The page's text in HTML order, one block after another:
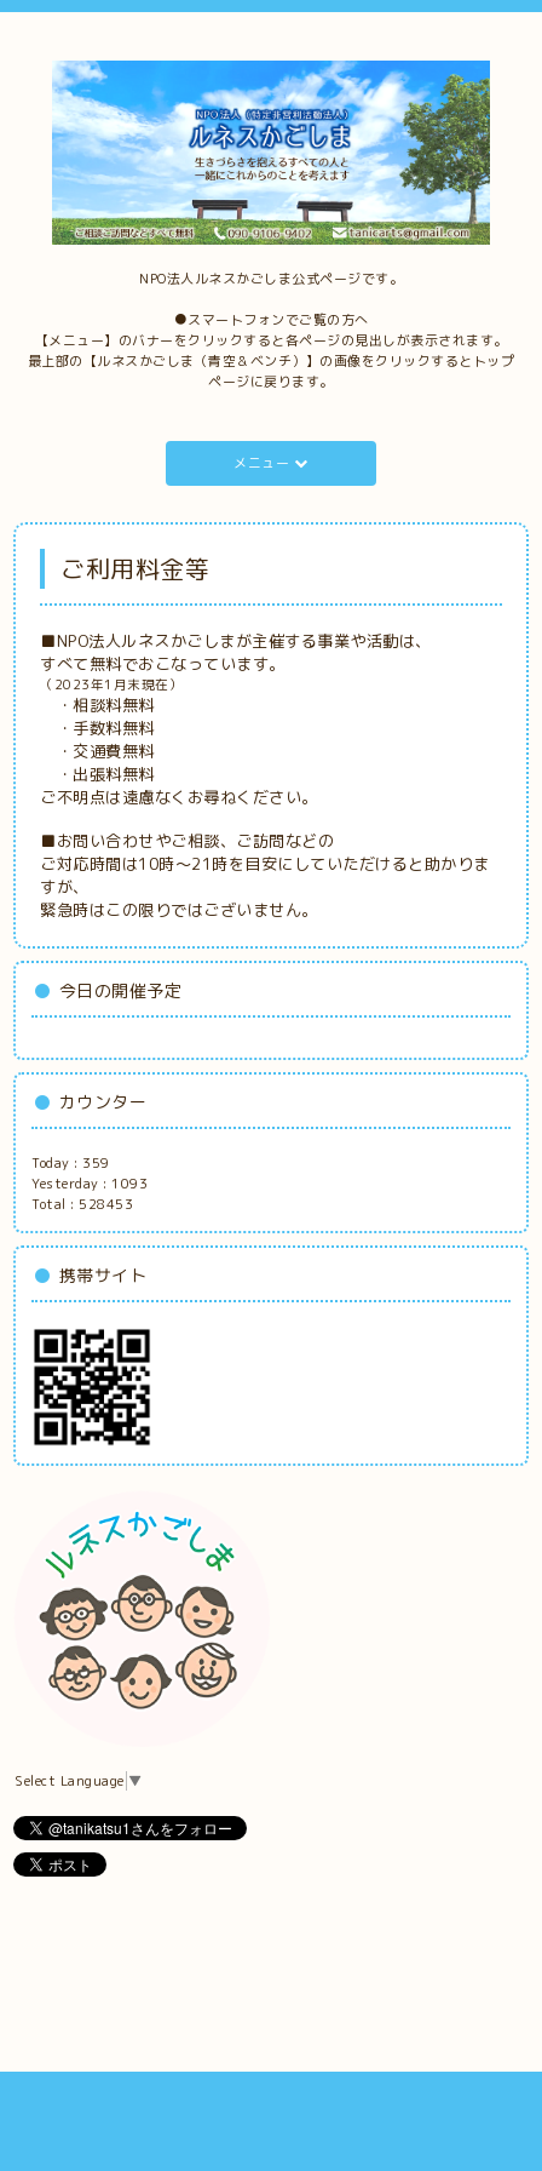
NPO法人ルネスかごしま公式ページです。
●スマートフォンでご覧の方へ
【メニュー】のバナーをクリックすると各ページの見出しが表示されます。
最上部の【ルネスかごしま（青空＆ベンチ）】の画像をクリックするとトップ
ページに戻ります。
メニュー
ご利用料金等
■NPO法人ルネスかごしまが主催する事業や活動は、
すべて無料でおこなっています。
（2023年1月末現在）
・相談料無料
・手数料無料
・交通費無料
・出張料無料
ご不明点は遠慮なくお尋ねください。
■お問い合わせやご相談、ご訪問などの
ご対応時間は10時～21時を目安にしていただけると助かりま
すが、
緊急時はこの限りではございません。
今日の開催予定
カウンター
Today : 359
Yesterday : 1093
Total : 528453
携帯サイト
Select Language ▼